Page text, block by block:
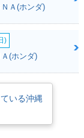
Ａ(ホンダ)
)
(ホンダ)
いる沖縄